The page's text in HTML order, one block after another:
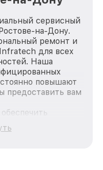
сервисный
на-Дону.
ремонт и
для всех
Наша
повышают
предоставить вам
ремонт для
Infratech,